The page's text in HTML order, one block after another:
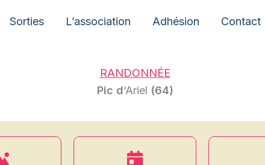
Sorties L’association Adhésion Contact
RANDONNÉE
Pic d‘Ariel (64)